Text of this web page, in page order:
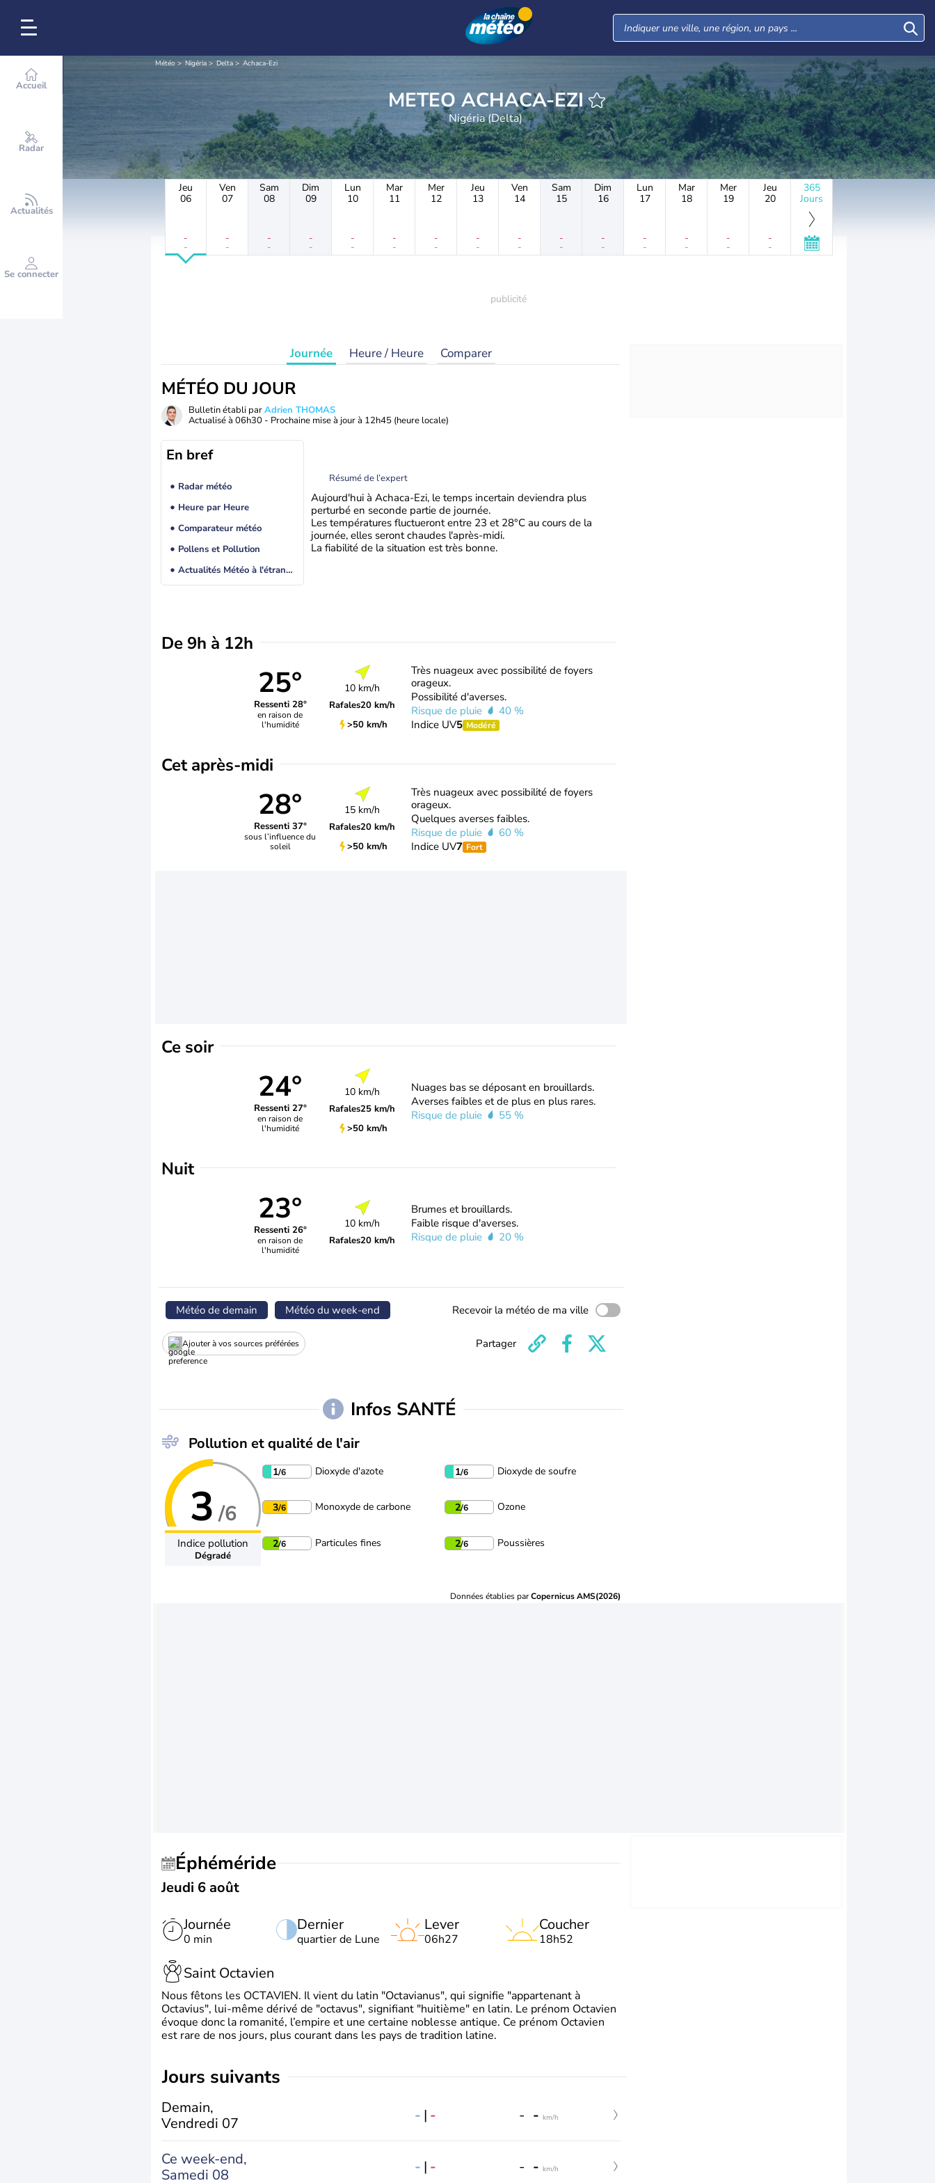
Accueil
Radar
Actualités
Se connecter
Météo Nigéria Delta Achaca-Ezi
METEO ACHACA-EZI
Nigéria (Delta)
Jeu
06
-
-
Ven
07
-
-
Sam
08
-
-
Dim
09
-
-
Lun
10
-
-
Mar
11
-
-
Mer
12
-
-
Jeu
13
-
-
Ven
14
-
-
Sam
15
-
-
Dim
16
-
-
Lun
17
-
-
Mar
18
-
-
Mer
19
-
-
Jeu
20
-
-
365
Jours
Journée Heure / Heure Comparer
MÉTÉO DU JOUR
Bulletin établi parAdrien THOMAS
Actualisé à 06h30 - Prochaine mise à jour à 12h45 (heure locale)
En bref
Radar météo
Heure par Heure
Comparateur météo
Pollens et Pollution
Actualités Météo à l'étranger
Résumé de l’expert
Aujourd'hui à Achaca-Ezi, le temps incertain deviendra plus
perturbé en seconde partie de journée.
Les températures fluctueront entre 23 et 28°C au cours de la
journée, elles seront chaudes l'après-midi.
La fiabilité de la situation est très bonne.
De 9h à 12h
25°
Ressenti 28°
en raison de
l'humidité
10 km/h
Rafales20 km/h
>50 km/h
Très nuageux avec possibilité de foyers
orageux.
Possibilité d'averses.
Risque de pluie
40 %
Indice UV5 Modéré
Cet après-midi
28°
Ressenti 37°
sous l’influence du
soleil
15 km/h
Rafales20 km/h
>50 km/h
Très nuageux avec possibilité de foyers
orageux.
Quelques averses faibles.
Risque de pluie
60 %
Indice UV7 Fort
Ce soir
24°
Ressenti 27°
en raison de
l'humidité
10 km/h
Rafales25 km/h
>50 km/h
Nuages bas se déposant en brouillards.
Averses faibles et de plus en plus rares.
Risque de pluie
55 %
Nuit
23°
Ressenti 26°
en raison de
l'humidité
10 km/h
Rafales20 km/h
Brumes et brouillards.
Faible risque d'averses.
Risque de pluie
20 %
Météo de demain Météo du week-end Recevoir la météo de ma ville
Ajouter à vos sources préférées Partager
Infos SANTÉ
Pollution et qualité de l'air
3 /6
Indice pollution
Dégradé
1/6 Dioxyde d'azote 1/6 Dioxyde de soufre
3/6 Monoxyde de carbone 2/6 Ozone
2/6 Particules fines 2/6 Poussières
Données établies parCopernicus AMS(2026)
Éphéméride
Jeudi 6 août
Journée
0 min
Dernier
quartier de Lune
Lever
06h27
Coucher
18h52
Saint Octavien
Nous fêtons les OCTAVIEN. Il vient du latin "Octavianus", qui signifie "appartenant à
Octavius", lui-même dérivé de "octavus", signifiant "huitième" en latin. Le prénom Octavien
évoque donc la romanité, l’empire et une certaine noblesse antique. Ce prénom Octavien
est rare de nos jours, plus courant dans les pays de tradition latine.
jours suivants
Demain,
Vendredi 07
- | - - - km/h
Ce week-end,
Samedi 08
- | - - - km/h